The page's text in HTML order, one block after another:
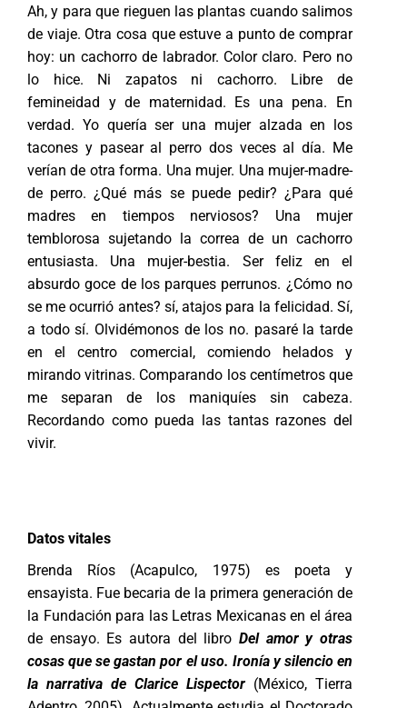
Ah, y para que rieguen las plantas cuando salimos
de viaje. Otra cosa que estuve a punto de comprar
hoy: un cachorro de labrador. Color claro. Pero no
lo hice. Ni zapatos ni cachorro. Libre de
femineidad y de maternidad. Es una pena. En
verdad. Yo quería ser una mujer alzada en los
tacones y pasear al perro dos veces al día. Me
verían de otra forma. Una mujer. Una mujer-madre-
de perro. ¿Qué más se puede pedir? ¿Para qué
madres en tiempos nerviosos? Una mujer
temblorosa sujetando la correa de un cachorro
entusiasta. Una mujer-bestia. Ser feliz en el
absurdo goce de los parques perrunos. ¿Cómo no
se me ocurrió antes? sí, atajos para la felicidad. Sí,
a todo sí. Olvidémonos de los no. pasaré la tarde
en el centro comercial, comiendo helados y
mirando vitrinas. Comparando los centímetros que
me separan de los maniquíes sin cabeza.
Recordando como pueda las tantas razones del
vivir.
Datos vitales
Brenda Ríos (Acapulco, 1975) es poeta y
ensayista. Fue becaria de la primera generación de
la Fundación para las Letras Mexicanas en el área
de ensayo. Es autora del libro Del amor y otras
cosas que se gastan por el uso. Ironía y silencio en
la narrativa de Clarice Lispector (México, Tierra